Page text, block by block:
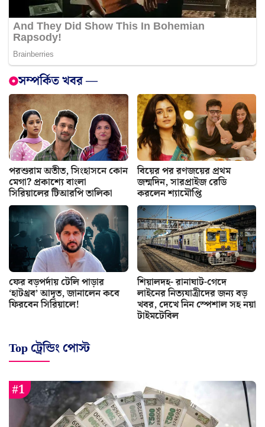
সম্পর্কিত খবর —
পরশুরাম অতীত, সিংহাসনে কোন
মেগা? প্রকাশ্যে বাংলা
সিরিয়ালের টিআরপি তালিকা
বিয়ের পর রণজয়ের প্রথম
জন্মদিন, সারপ্রাইজ রেডি
করলেন শ্যামৌপ্তি
ফের বড়পর্দায় টেলি পাড়ার
‘হাটথ্রব’ আদৃত, জানালেন কবে
ফিরবেন সিরিয়ালে!
শিয়ালদহ- রানাঘাট-গেদে
লাইনের নিত্যযাত্রীদের জন্য বড়
খবর, দেখে নিন স্পেশাল সহ নয়া
টাইমটেবিল
Top ট্রেন্ডিং পোস্ট